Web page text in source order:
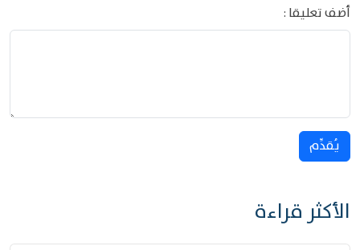
أضف تعليقا :
يُقدِّم
الأكثر قراءة